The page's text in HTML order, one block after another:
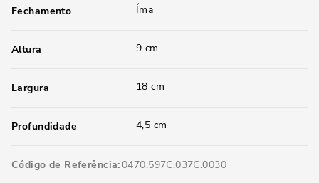
Fechamento Íma
Altura 9 cm
Largura 18 cm
Profundidade 4,5 cm
Código de Referência 0470.597C.037C.0030